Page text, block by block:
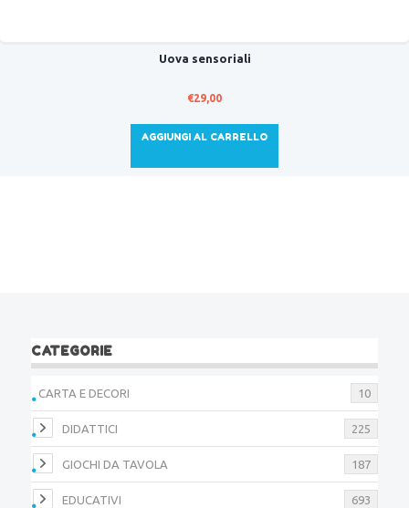
Uova sensoriali
€29,00
AGGIUNGI AL CARRELLO
CATEGORIE
CARTA E DECORI 10
DIDATTICI 225
GIOCHI DA TAVOLA 187
EDUCATIVI 693